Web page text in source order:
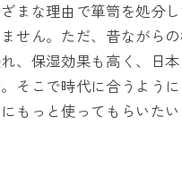
まな理由で箪笥を処分
せん。ただ、昔ながら
、保湿効果も高く、日
そこで時代に合うよう
もっと使ってもらいた